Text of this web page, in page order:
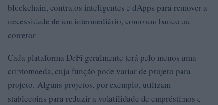
blockchain, contratos inteligentes e dApps para remover a
necessidade de um intermediário, como um banco ou
corretor.
Cada plataforma DeFi geralmente terá pelo menos uma
criptomoeda, cuja função pode variar de projeto para
projeto. Alguns projetos, por exemplo, utilizam
stablecoins para reduzir a volatilidade de empréstimos e